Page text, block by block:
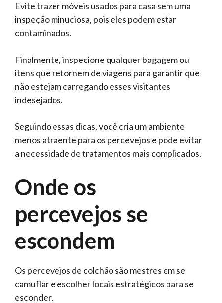
Evite trazer móveis usados para casa sem uma
inspeção minuciosa, pois eles podem estar
contaminados.
Finalmente, inspecione qualquer bagagem ou
itens que retornem de viagens para garantir que
não estejam carregando esses visitantes
indesejados.
Seguindo essas dicas, você cria um ambiente
menos atraente para os percevejos e pode evitar
a necessidade de tratamentos mais complicados.
Onde os
percevejos se
escondem
Os percevejos de colchão são mestres em se
camuflar e escolher locais estratégicos para se
esconder.